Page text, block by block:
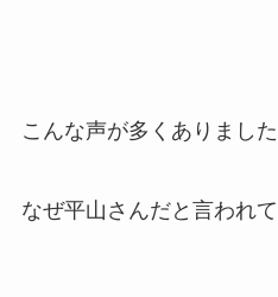
こんな声が多くありました
なぜ平山さんだと言われ